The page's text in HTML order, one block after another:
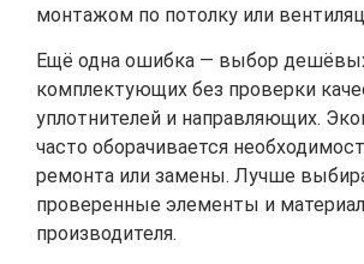
монтажом по потолку или
Ещё одна ошибка — выбор
комплектующих без проверки
уплотнителей и направляющих.
часто оборачивается
ремонта или замены. Лучше
проверенные элементы и
производителя.